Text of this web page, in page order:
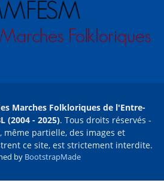
Marches Folkloriques de l'Entre-
(2004 - 2025). Tous droits réservés -
même partielle, des images et
ce site, est strictement interdite.
by BootstrapMade